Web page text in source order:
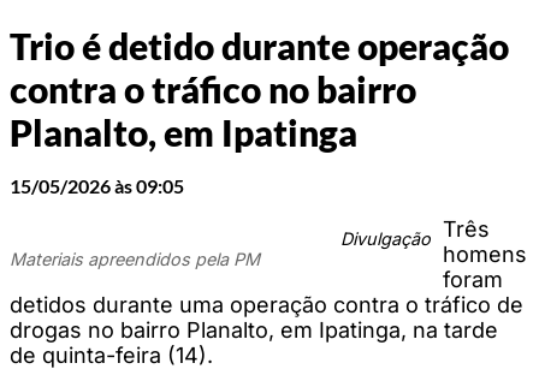
Trio é detido durante operação
contra o tráfico no bairro
Planalto, em Ipatinga
15/05/2026 às 09:05
Divulgação
Materiais apreendidos pela PM
Três
homens
foram
detidos durante uma operação contra o tráfico de
drogas no bairro Planalto, em Ipatinga, na tarde
de quinta-feira (14).